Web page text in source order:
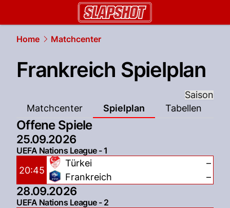
Home Matchcenter
Frankreich Spielplan
Saison
Matchcenter
Spielplan Tabellen
Offene Spiele
25.09.2026
UEFA Nations League - 1
20:45
Türkei
Frankreich
–
–
28.09.2026
UEFA Nations League - 2